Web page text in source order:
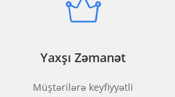
Yaxşı Zəmanət
Müştərilərə keyfiyyətli